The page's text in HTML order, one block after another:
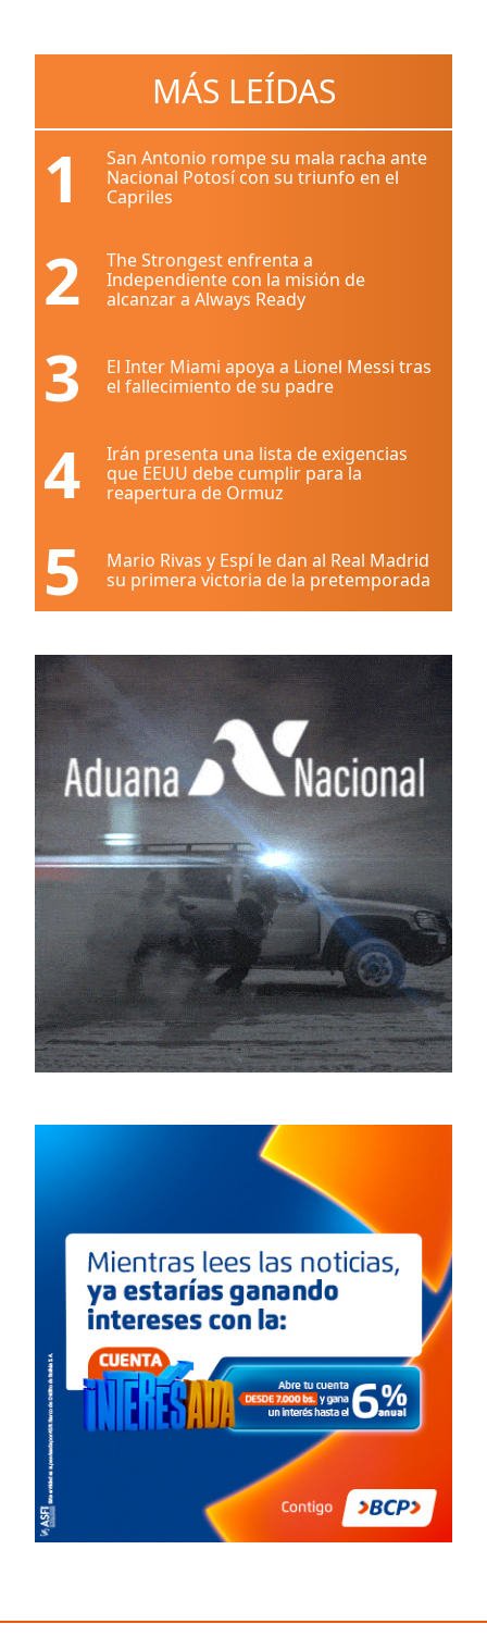
MÁS LEÍDAS
1
San Antonio rompe su mala racha ante
Nacional Potosí con su triunfo en el
Capriles
2
The Strongest enfrenta a
Independiente con la misión de
alcanzar a Always Ready
3
El Inter Miami apoya a Lionel Messi tras
el fallecimiento de su padre
4
Irán presenta una lista de exigencias
que EEUU debe cumplir para la
reapertura de Ormuz
5
Mario Rivas y Espí le dan al Real Madrid
su primera victoria de la pretemporada